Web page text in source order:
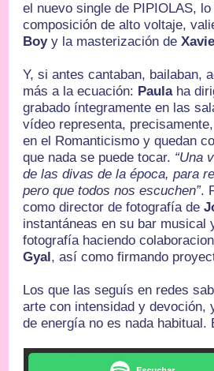
el nuevo single de PIPIOLAS,
composición de alto voltaje,
Boyy la masterización de
Y, si antes cantaban, bailaban,
más a la ecuación: Paulaha
grabado íntegramente en las
vídeo representa,
en el Romanticismo y quedan
que nada se puede tocar. “Una
de las divas de la época, para
pero que todos nos escuchen”.
como director de fotografía de
instantáneas en su bar musical
fotografía haciendo
Gyal, así como firmando
Los que las seguís en redes
arte con intensidad y
de energía no es nada